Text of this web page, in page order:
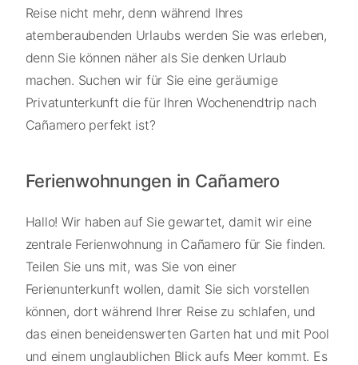
Reise nicht mehr, denn während Ihres
atemberaubenden Urlaubs werden Sie was erleben,
denn Sie können näher als Sie denken Urlaub
machen. Suchen wir für Sie eine geräumige
Privatunterkunft die für Ihren Wochenendtrip nach
Cañamero perfekt ist?
Ferienwohnungen in Cañamero
Hallo! Wir haben auf Sie gewartet, damit wir eine
zentrale Ferienwohnung in Cañamero für Sie finden.
Teilen Sie uns mit, was Sie von einer
Ferienunterkunft wollen, damit Sie sich vorstellen
können, dort während Ihrer Reise zu schlafen, und
das einen beneidenswerten Garten hat und mit Pool
und einem unglaublichen Blick aufs Meer kommt. Es